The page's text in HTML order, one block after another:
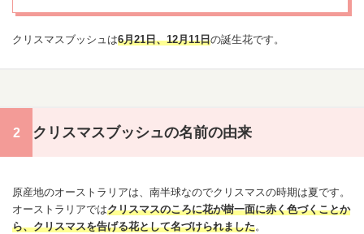
クリスマスブッシュは6月21日、12月11日の誕生花です。
クリスマスブッシュの名前の由来
原産地のオーストラリアは、南半球なのでクリスマスの時期は夏です。
オーストラリアではクリスマスのころに花が樹一面に赤く色づくことか
ら、クリスマスを告げる花として名づけられました。